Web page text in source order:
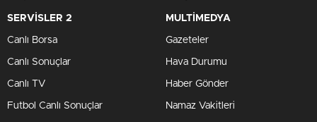
SERVİSLER 2
Canlı Borsa
Canlı Sonuçlar
Canlı TV
Futbol Canlı Sonuçlar
MULTİMEDYA
Gazeteler
Hava Durumu
Haber Gönder
Namaz Vakitleri